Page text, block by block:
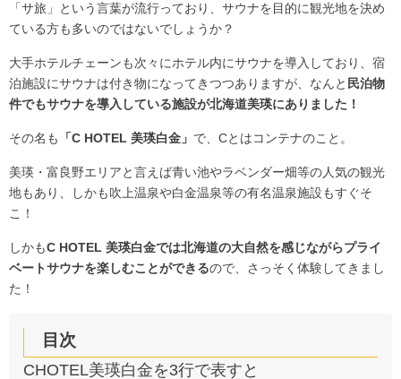
「サ旅」という言葉が流行っており、サウナを目的に観光地を決め
ている方も多いのではないでしょうか？
大手ホテルチェーンも次々にホテル内にサウナを導入しており、宿
泊施設にサウナは付き物になってきつつありますが、なんと 民泊物
件でもサウナを導入している施設が北海道美瑛にありました！
その名も 「C HOTEL 美瑛白金」 で、Cとはコンテナのこと。
美瑛・富良野エリアと言えば青い池やラベンダー畑等の人気の観光
地もあり、しかも吹上温泉や白金温泉等の有名温泉施設もすぐそ
こ！
しかもC HOTEL 美瑛白金では北海道の大自然を感じながらプライ
ベートサウナを楽しむことができるので、さっそく体験してきまし
た！
目次
CHOTEL美瑛白金を3行で表すと